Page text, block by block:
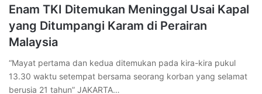
Enam TKI Ditemukan Meninggal Usai Kapal
yang Ditumpangi Karam di Perairan
Malaysia
“Mayat pertama dan kedua ditemukan pada kira-kira pukul
13.30 waktu setempat bersama seorang korban yang selamat
berusia 21 tahun” JAKARTA…